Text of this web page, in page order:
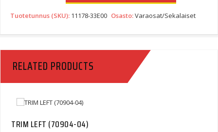
NO.2
33E00)
Tuotetunnus (SKU): 11178-33E00 Osasto:Varaosat/Sekalaiset
RELATED PRODUCTS
TRIM LEFT (70904-04)